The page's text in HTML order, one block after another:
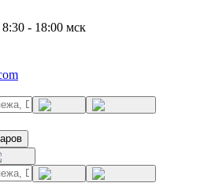
- 18:00 мск